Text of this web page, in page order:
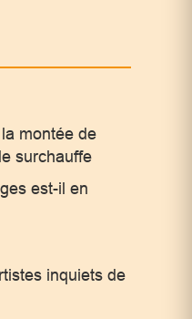
la montée de
surchauffe
est-il en
inquiets de